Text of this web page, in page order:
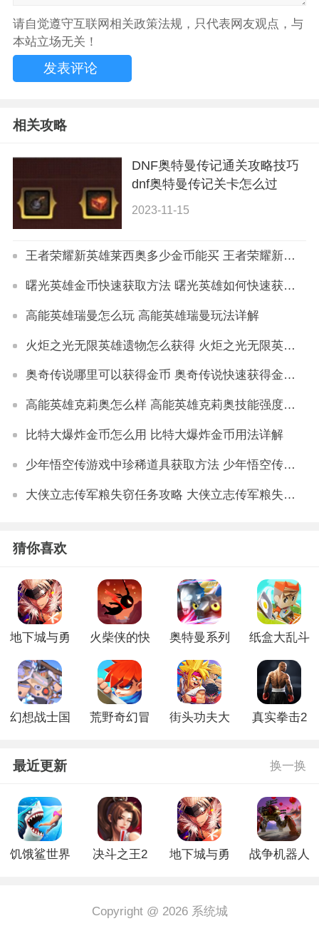
请自觉遵守互联网相关政策法规，只代表网友观点，与
本站立场无关！
相关攻略
DNF奥特曼传记通关攻略技巧
dnf奥特曼传记关卡怎么过
2023-11-15
王者荣耀新英雄莱西奥多少金币能买 王者荣耀新英雄莱西奥价格详解
曙光英雄金币快速获取方法 曙光英雄如何快速获取金币
高能英雄瑞曼怎么玩 高能英雄瑞曼玩法详解
火炬之光无限英雄遗物怎么获得 火炬之光无限英雄遗物获取技巧
奥奇传说哪里可以获得金币 奥奇传说快速获得金币方法
高能英雄克莉奥怎么样 高能英雄克莉奥技能强度分析
比特大爆炸金币怎么用 比特大爆炸金币用法详解
少年悟空传游戏中珍稀道具获取方法 少年悟空传游戏珍稀道具如何获取
大侠立志传军粮失窃任务攻略 大侠立志传军粮失窃任务如何做
猜你喜欢
地下城与勇
正版
火柴侠的快
版
奥特曼系列
纸盒大乱斗
幻想战士国
荒野奇幻冒
街头功夫大
真实拳击2
最近更新 换一换
饥饿鲨世界
决斗之王2
地下城与勇
战争机器人
Copyright @ 2026 系统城